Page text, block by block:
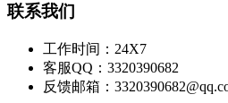
联系我们
工作时间：24X7
客服QQ：3320390682
反馈邮箱：